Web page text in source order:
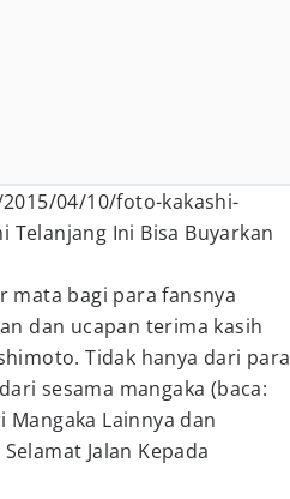
04/10/foto-kakashi-
Ini Bisa Buyarkan
mata bagi para fansnya
dan ucapan terima kasih
Tidak hanya dari para
sesama mangaka (baca:
Lainnya dan
Jalan Kepada